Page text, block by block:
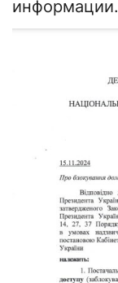
информации.